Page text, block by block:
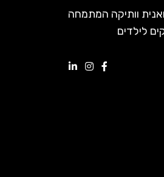
וותיקה המתמחה
לילדים